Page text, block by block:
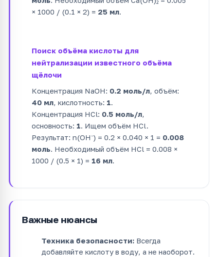
× 1000 / (0.1 × 2) = 25 мл.
Поиск объёма кислоты для
нейтрализации известного объёма
щёлочи
Концентрация NaOH: 0.2 моль/л, объём:
40 мл, кислотность: 1.
Концентрация HCl: 0.5 моль/л,
основность: 1. Ищем объём HCl.
Результат: n(OH⁻) = 0.2 × 0.040 × 1 = 0.008
моль. Необходимый объём HCl = 0.008 ×
1000 / (0.5 × 1) = 16 мл.
Важные нюансы
Техника безопасности: Всегда
добавляйте кислоту в воду, а не наоборот.